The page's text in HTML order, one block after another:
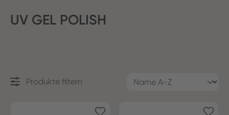
UV GEL POLISH
Produkte filtern